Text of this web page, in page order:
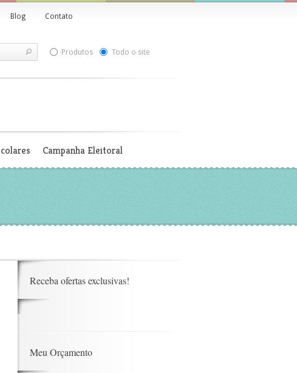
Blog Contato
Produtos Todo o site
Campanha Eleitoral
Receba ofertas exclusivas!
Meu Orçamento